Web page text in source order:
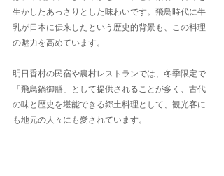
生かしたあっさりとした味わいです。飛鳥時代に牛
乳が日本に伝来したという歴史的背景も、この料理
の魅力を高めています。
明日香村の民宿や農村レストランでは、冬季限定で
「飛鳥鍋御膳」として提供されることが多く、古代
の味と歴史を堪能できる郷土料理として、観光客に
も地元の人々にも愛されています。